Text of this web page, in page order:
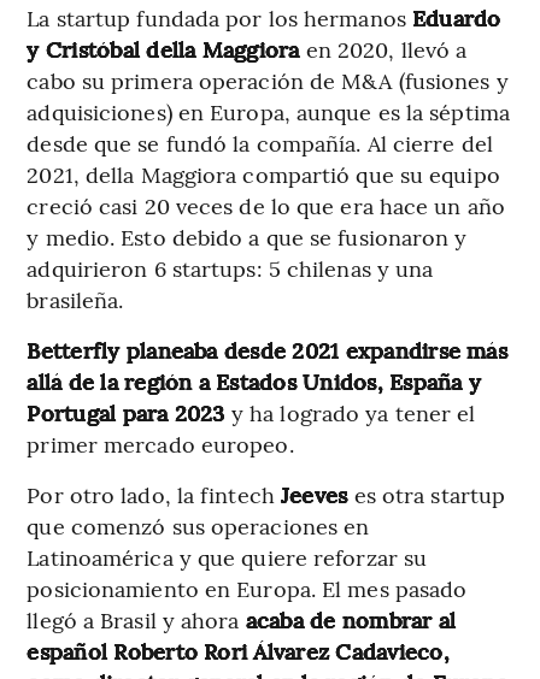
La startup fundada por los hermanos Eduardo
y Cristóbal della Maggioraen 2020, llevó a
cabo su primera operación de M&A (fusiones y
adquisiciones) en Europa, aunque es la séptima
desde que se fundó la compañía. Al cierre del
2021, della Maggiora compartió que su equipo
creció casi 20 veces de lo que era hace un año
y medio. Esto debido a que se fusionaron y
adquirieron 6 startups: 5 chilenas y una
brasileña.
Betterfly planeaba desde 2021 expandirse más
allá de la región a Estados Unidos, España y
Portugal para 2023 y ha logrado ya tener el
primer mercado europeo.
Por otro lado, la fintech Jeeves es otra startup
que comenzó sus operaciones en
Latinoamérica y que quiere reforzar su
posicionamiento en Europa. El mes pasado
llegó a Brasil y ahora acaba de nombrar al
español Roberto Rori Álvarez Cadavieco,